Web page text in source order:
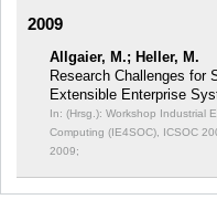
2009
Allgaier, M.; Heller, M.
Research Challenges for
Extensible Enterprise
In: (Hrsg.): Workshop Industrial
Computing (IE4SOC), ICSOC
2009;